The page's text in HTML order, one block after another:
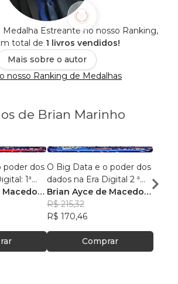
Medalha Estreante no nosso Ranking,
total de 1 livros vendidos!
Mais sobre o autor
nosso Ranking de Medalhas
de Brian Marinho
poder dos
1ª
Macedo
O Big Data e o poder dos
dados na Era Digital 2 ª
Edição:
Brian Ayce de Macedo
Marinho
R$ 215,32
R$ 170,46
Comprar